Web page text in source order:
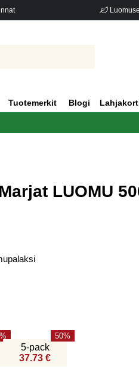
Tuotemerkit Blogi
LUOMU
5-pack
37.73 €
50